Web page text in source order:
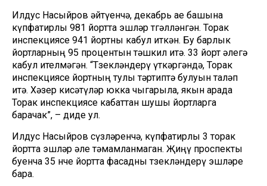
Илдус Насыйров әйтүенчә, декабрь ае башына
күпфатирлы 981 йортта эшләр төгәлләнгән. Торак
инспекциясе 941 йортны кабул иткән. Бу барлык
йортларның 95 процентын тәшкил итә. 33 йорт әлегә
кабул ителмәгән. “Төзекләндерү үткәргәндә, Торак
инспекциясе йортның тулы тәртиптә булуын таләп
итә. Хәзер кисәтүләр юкка чыгарыла, якын арада
Торак инспекциясе кабаттан шушы йортларга
барачак”, – диде ул.
Илдус Насыйров сүзләренчә, күпфатирлы 3 торак
йортта эшләр әле тәмамланмаган. Җиңү проспекты
буенча 35 нче йортта фасадны төзекләндерү эшләре
бара.